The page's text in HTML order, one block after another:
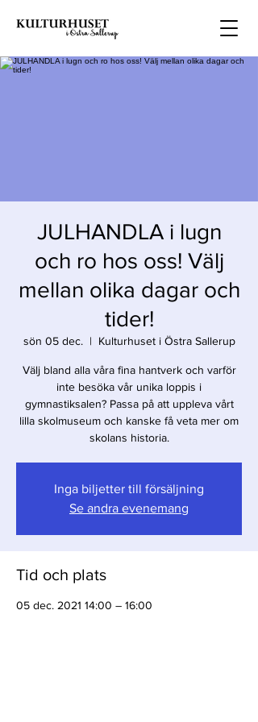
JULHANDLA i lugn
och ro hos oss! Välj
mellan olika dagar och
tider!
sön 05 dec.
  |
Kulturhuset i Östra Sallerup
Välj bland alla våra fina hantverk och varför
inte besöka vår unika loppis i
gymnastiksalen? Passa på att uppleva vårt
lilla skolmuseum och kanske få veta mer om
skolans historia.
Inga biljetter till försäljning
Se andra evenemang
Tid och plats
05 dec. 2021 14:00 – 16:00